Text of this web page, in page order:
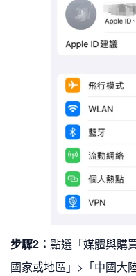
步驟2： 點選「媒體與購
國家或地區」>「中國大